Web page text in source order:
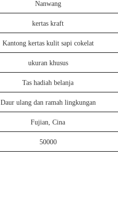
Nanwang
kertas kraft
Kantong kertas kulit sapi cokelat
ukuran khusus
Tas hadiah belanja
Daur ulang dan ramah lingkungan
Fujian, Cina
50000